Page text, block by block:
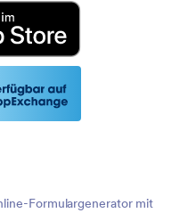
Formulargenerator mit